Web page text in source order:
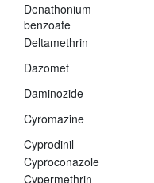
Denathonium
benzoate
Deltamethrin
Dazomet
Daminozide
Cyromazine
Cyprodinil
Cyproconazole
Cypermethrin